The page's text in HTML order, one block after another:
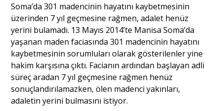
Söyleşi
Yazı Dizisi
Portre
Soma’da 301 madencinin hayatını kaybetmesinin
üzerinden 7 yıl geçmesine rağmen, adalet henüz
yerini bulamadı. 13 Mayıs 2014’te Manisa Soma’da
yaşanan maden faciasında 301 madencinin hayatını
kaybetmesinin sorumluları olarak gösterilenler yine
hakim karşısına çıktı. Facianın ardından başlayan adli
süreç aradan 7 yıl geçmesine rağmen henüz
sonuçlandırılamazken, ölen madenci yakınları,
adaletin yerini bulmasını istiyor.